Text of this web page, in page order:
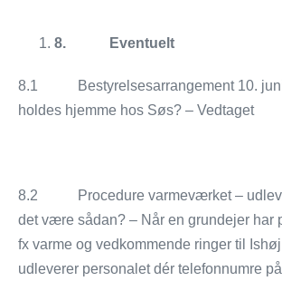
8. Eventuelt
8.1 Bestyrelsesarrangement 10. juni
holdes hjemme hos Søs? – Vedtaget
8.2 Procedure varmeværket –
det være sådan? – Når en grundejer har
fx varme og vedkommende ringer til
udleverer personalet dér telefonnumre